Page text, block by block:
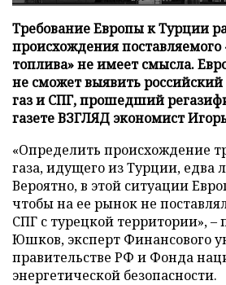
Требование Европы к Турции
происхождения поставляемого
топлива» не имеет смысла.
не сможет выявить
газ и СПГ, прошедший
газете ВЗГЛЯД экономист
«Определить происхождение
газа, идущего из Турции, едва
Вероятно, в этой ситуации
чтобы на ее рынок не
СПГ с турецкой территории», –
Юшков, эксперт Финансового
правительстве РФ и Фонда
энергетической безопасности.